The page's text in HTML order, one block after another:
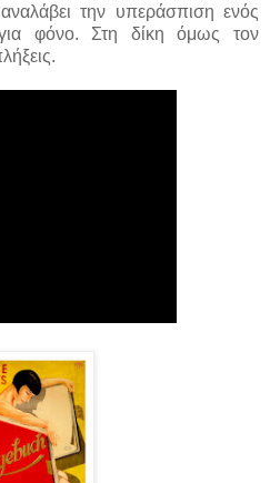
την υπεράσπιση ενός
φόνο. Στη δίκη όμως τον